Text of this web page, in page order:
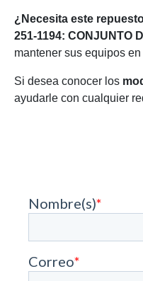
¿Necesita este
251-1194: CONJUNTO
mantener sus equipos
Si desea conocer los
ayudarle con cualquier